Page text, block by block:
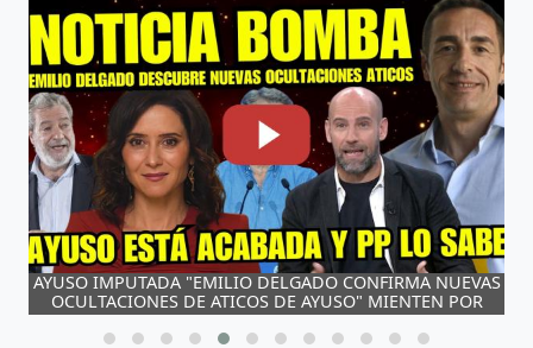
AYUSO IMPUTADA "EMILIO DELGADO CONFIRMA NUEVAS
OCULTACIONES DE ATICOS DE AYUSO" MIENTEN POR
SISTEMA